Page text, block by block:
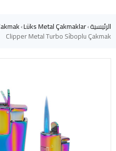
الرئيسية›
Lüks Metal Çakmaklar
›
Clipper Metal Turbo Si̇boplu Çakmak